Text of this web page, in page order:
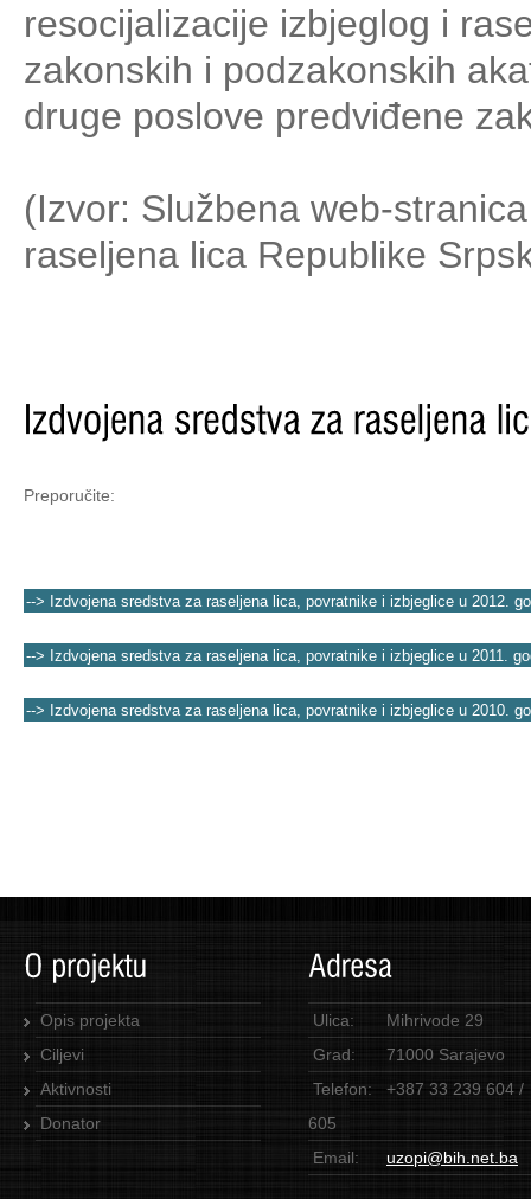
resocijalizacije izbjeglog i
zakonskih i podzakonskih
druge poslove predviđene
(Izvor: Službena web-stranica
raseljena lica Republike
Preporučite:
--> Izdvojena sredstva za raseljena lica, povratnike i izbjeglice u 2012.
--> Izdvojena sredstva za raseljena lica, povratnike i izbjeglice u 2011.
--> Izdvojena sredstva za raseljena lica, povratnike i izbjeglice u 2010.
Opis projekta
Ciljevi
Aktivnosti
Donator
Ulica:
Mihrivode 29
Grad:
71000 Sarajevo
Telefon:
+387 33 239 604 /
605
Email:
uzopi@bih.net.ba